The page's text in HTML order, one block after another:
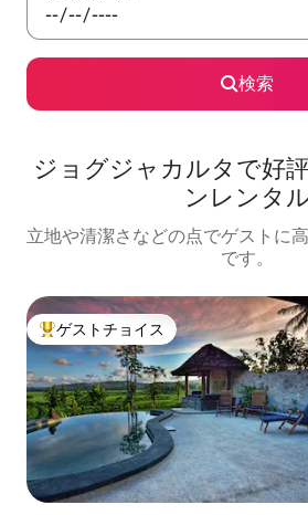
検索
ジョグジャカルタで好
ンレンタ
立地や清潔さなどの点でゲストに
です。
大好評のゲストチョイスです。
ゲストチョイス